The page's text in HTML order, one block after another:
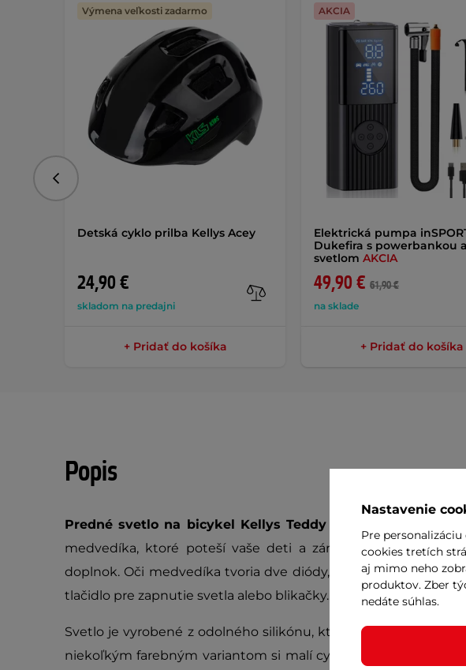
Detská cyklo prilba Kellys Acey
24,90 €
skladom na predajni
Výmena veľkosti zadarmo
+ Pridať do košíka
Elektrická pumpa
Dukefira s powerbankou
svetlom AKCIA
49,90 € 61,90 €
na sklade
AKCIA
+ Pridať do košíka
Predchádzajúce
Popis
Predné svetlo na bicykel Kellys Teddyje roztomilé
medvedíka, ktoré poteší vaše deti a zároveň im slúži ako
doplnok. Oči medvedíka tvoria dve diódy, pod nosom potom
tlačidlo pre zapnutie svetla alebo blikačky.
Svetlo je vyrobené z odolného silikónu, ktorý je ohybný a
niekoľkým farebným variantom si malí cyklisti a cyklistky
Nastavenie
Pre
cookies tretích
aj mimo neho
produktov. Zber
nedáte súhlas.